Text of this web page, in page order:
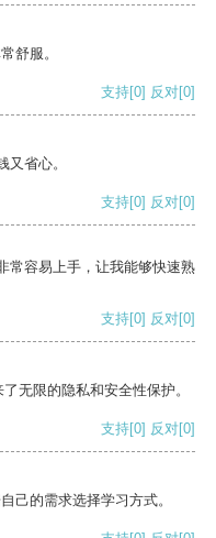
舒服。
支持[0] 反对[0]
省心。
支持[0] 反对[0]
常容易上手，让我能够快速熟
支持[0] 反对[0]
无限的隐私和安全性保护。
支持[0] 反对[0]
己的需求选择学习方式。